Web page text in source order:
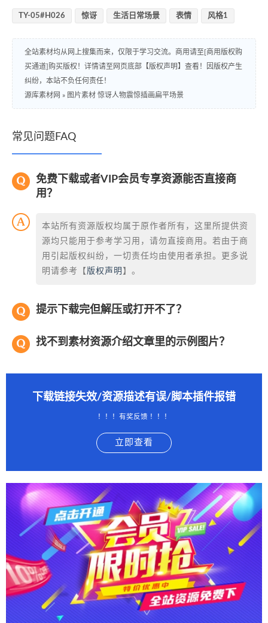
TY-05#H026 惊讶 生活日常场景 表情 风格1
全站素材均从网上搜集而来，仅限于学习交流。商用请至[商用版权购
买通道]购买版权！详情请至网页底部【版权声明】查看！因版权产生
纠纷，本站不负任何责任！
源库素材网 » 图片素材 惊讶人物震惊插画扁平场景
常见问题FAQ
免费下载或者VIP会员专享资源能否直接商
用？
本站所有资源版权均属于原作者所有，这里所提供资
源均只能用于参考学习用，请勿直接商用。若由于商
用引起版权纠纷，一切责任均由使用者承担。更多说
明请参考【 版权声明 】。
提示下载完但解压或打开不了？
找不到素材资源介绍文章里的示例图片？
下载链接失效/资源描述有误/脚本插件报错
！！！有奖反馈 ！！！
立即查看